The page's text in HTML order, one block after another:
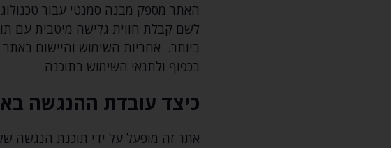
האתר מספק מבנה סמנטי עבור
ביותר. אחריות השימוש והיישום
בכפוף ולתנאי השימוש בתוכנה.
כיצד עובדת ההנגשה
אתר זה מופעל על ידי תוכנת הנגשה